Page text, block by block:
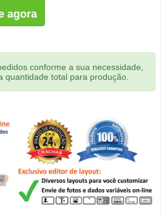
agora
conforme a sua necessidade,
quantidade total para produção.